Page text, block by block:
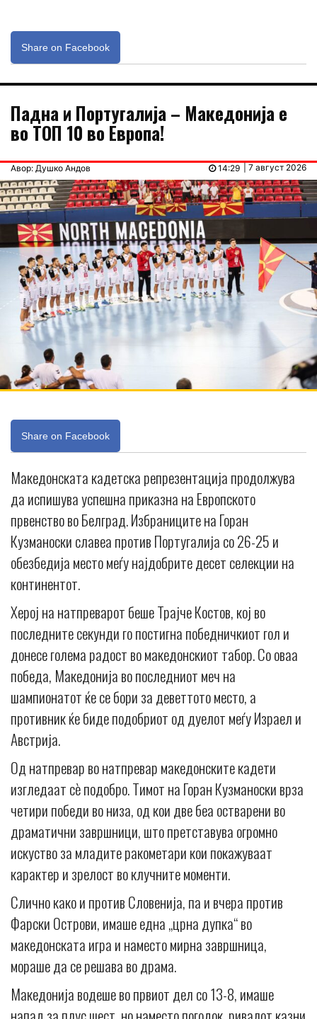
Share on Facebook
Падна и Португалија – Македонија е
во ТОП 10 во Европа!
Авор: Душко Андов | 7 август 2026
14:29
Share on Facebook
Македонската кадетска репрезентација продолжува
да испишува успешна приказна на Европското
првенство во Белград. Избраниците на Горан
Кузманоски славеа против Португалија со 26-25 и
обезбедија место меѓу најдобрите десет селекции на
континентот.
Херој на натпреварот беше Трајче Костов, кој во
последните секунди го постигна победничкиот гол и
донесе голема радост во македонскиот табор. Со оваа
победа, Македонија во последниот меч на
шампионатот ќе се бори за деветтото место, а
противник ќе биде подобриот од дуелот меѓу Израел и
Австрија.
Од натпревар во натпревар македонските кадети
изгледаат сè подобро. Тимот на Горан Кузманоски врза
четири победи во низа, од кои две беа остварени во
драматични завршници, што претставува огромно
искуство за младите ракометари кои покажуваат
карактер и зрелост во клучните моменти.
Слично како и против Словенија, па и вчера против
Фарски Острови, имаше една „црна дупка“ во
македонската игра и наместо мирна завршница,
мораше да се решава во драма.
Македонија водеше во првиот дел со 13-8, имаше